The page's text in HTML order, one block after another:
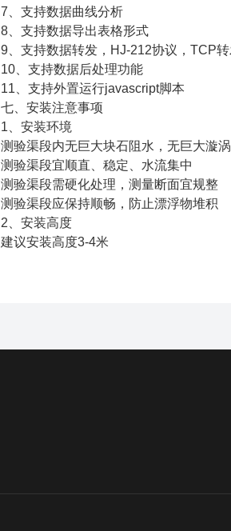
7、支持数据曲线分析
8、支持数据导出表格形式
9、支持数据转发，HJ-212协议，TCP转
10、支持数据后处理功能
11、支持外置运行javascript脚本
七、安装注意事项
1、安装环境
测验渠段内无巨大块石阻水，无巨大漩
测验渠段宜顺直、稳定、水流集中
测验渠段需硬化处理，测量断面宜规整
测验渠段应保持顺畅，防止漂浮物堆积
2、安装高度
建议安装高度3-4米